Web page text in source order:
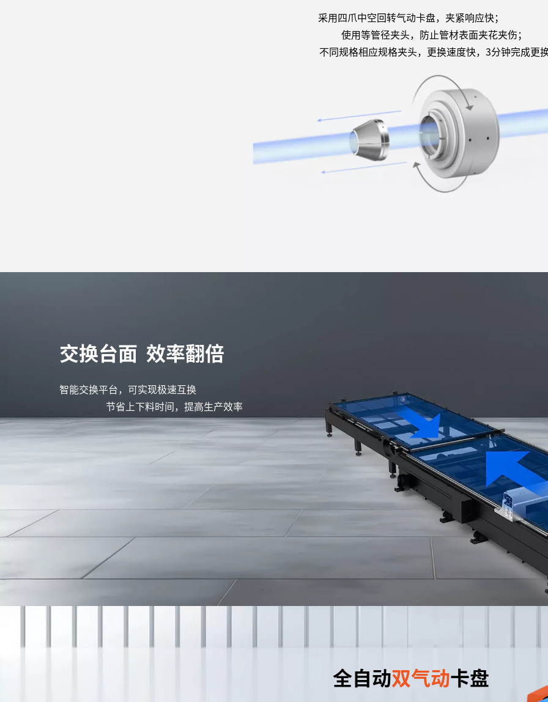
采用四爪中空回转气动卡盘，夹紧响应快；
使用等管径夹头，防止管材表面夹花夹伤；
不同规格相应规格夹头，更换速度快，3分钟完成更
交换台面 效率翻倍
智能交换平台，可实现极速互换
节省上下料时间，提高生产效率
全自动双气动卡盘